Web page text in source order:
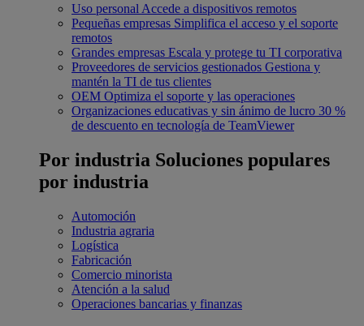
Uso personal Accede a dispositivos remotos
Pequeñas empresas Simplifica el acceso y el soporte
remotos
Grandes empresas Escala y protege tu TI corporativa
Proveedores de servicios gestionados Gestiona y
mantén la TI de tus clientes
OEM Optimiza el soporte y las operaciones
Organizaciones educativas y sin ánimo de lucro 30 %
de descuento en tecnología de TeamViewer
Por industria Soluciones populares
por industria
Automoción
Industria agraria
Logística
Fabricación
Comercio minorista
Atención a la salud
Operaciones bancarias y finanzas